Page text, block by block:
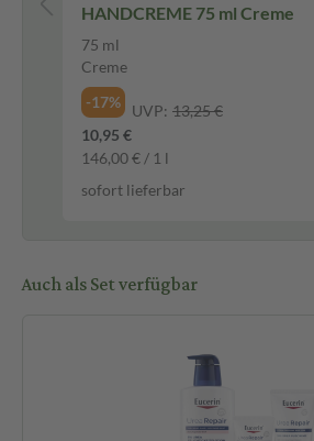
HANDCREME 75 ml Creme
75 ml
Creme
-17%
UVP: 13,25 €
10,95 €
146,00 € / 1 l
sofort lieferbar
Auch als Set verfügbar